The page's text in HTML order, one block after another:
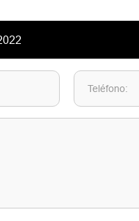
Teléfono: